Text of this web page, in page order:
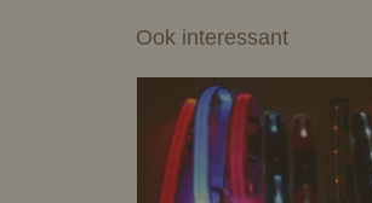
Ook interessant